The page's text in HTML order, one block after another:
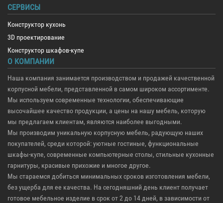
СЕРВИСЫ
Конструктор кухонь
3D проектирование
Конструктор шкафов-купе
О КОМПАНИИ
Наша компания занимается производством и продажей качественной
корпусной мебели, представленной в самом широком ассортименте.
Мы используем современные технологии, обеспечивающие
высочайшее качество продукции, а цены на нашу мебель, которую
мы предлагаем клиентам, являются наиболее выгодными.
Мы производим уникальную корпусную мебель, радующую наших
покупателей, среди которой: уютные гостиные, функциональные
шкафы-купе, современные компьютерные столы, стильные кухонные
гарнитуры, красивые прихожие и многое другое.
Мы стараемся добиться минимальных сроков изготовления мебели,
без ущерба для ее качества. На сегодняшний день клиент получает
готовое мебельное изделие в срок от 2 до 14 дней, в зависимости от